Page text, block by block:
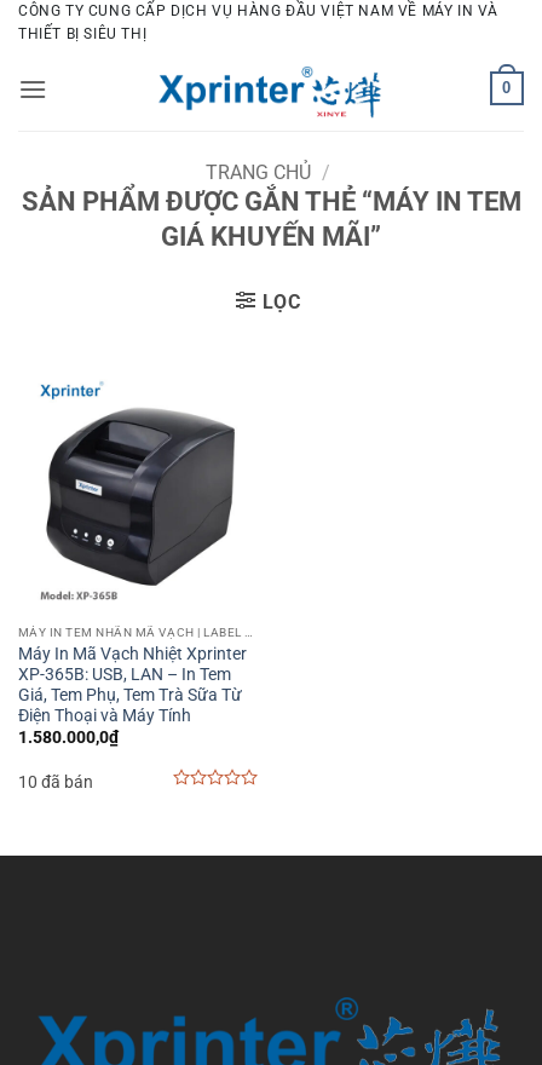
Bỏ
qua
dung
CÔNG TY CUNG CẤP DỊCH VỤ HÀNG ĐẦU VIỆT NAM VỀ MÁY IN VÀ
THIẾT BỊ SIÊU THỊ
0
TRANG CHỦ /
SẢN PHẨM ĐƯỢC GẮN THẺ “MÁY IN TEM
GIÁ KHUYẾN MÃI”
LỌC
Máy In Mã Vạch Nhiệt Xprinter
XP-365B: USB, LAN – In Tem
Giá, Tem Phụ, Tem Trà Sữa Từ
Điện Thoại và Máy Tính
1.580.000,0₫
10 đã bán
5